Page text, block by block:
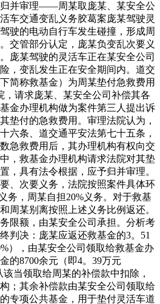
并审理——周某取庞某、某安全公
车交通变乱义务胶葛案庞某驾驶灵
驶的电动自行车发生碰撞，形成周
交管部分认定，庞某负变乱次要义
庞某驾驶的灵活车正在某安全公司
，变乱发生正在安全期间内。道交
简称救基金）为周某垫付急救费用
，请求庞某、某安全公司补偿其各
金办理机构做为案件第三人提出诉
垫付的急救费用。审理法院认为，
六条、道交通平安法第七十五条，
急救费用后，其办理机构有权向交
，救基金办理机构请求法院对其垫
，具有法令根据，应予归并审理。
、次要义务，法院按照案件具体环
务，周某自担20%义务。对于救基
周某别离按照上述义务比例返还。
限额，由某安全公司承担。分析考
判决：庞某应返还救基金的3。51
），由某安全公司领取给救基金办
的8700余元（即4。39万元
当领取给周某的补偿款中扣除，
；其余补偿款由某安全公司领取给
专项公共基金，用于垫付灵活车道